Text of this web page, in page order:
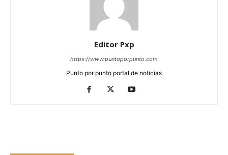
Editor Pxp
https://www.puntoporpunto.com
Punto por punto portal de noticias